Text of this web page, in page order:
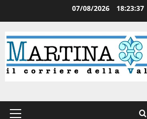
07/08/2026 18:23:38